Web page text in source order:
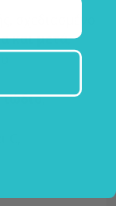
σχεδιασμένο
και μετά,
ιώδιο,